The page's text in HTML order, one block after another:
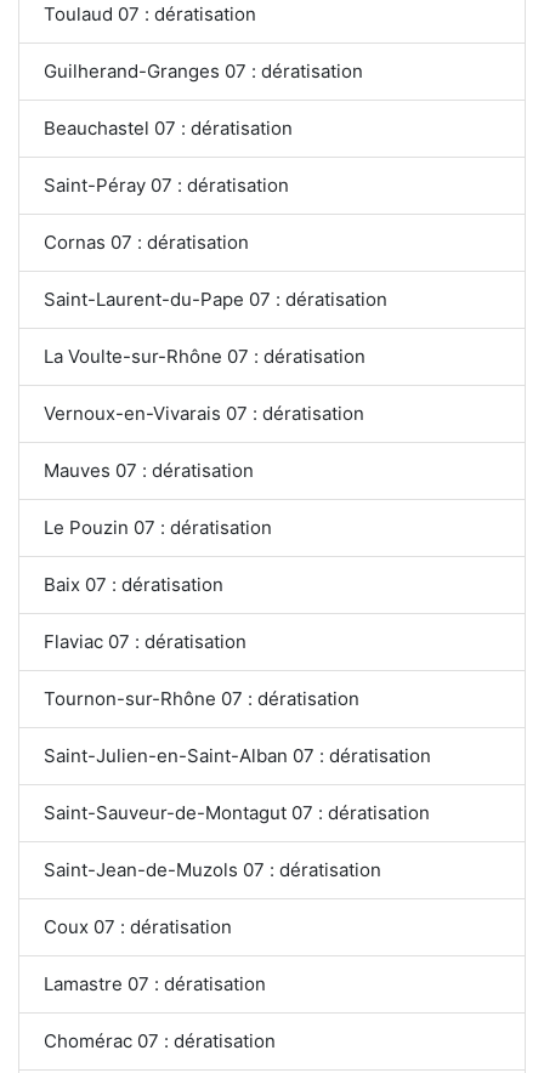
Toulaud 07 : dératisation
Guilherand-Granges 07 : dératisation
Beauchastel 07 : dératisation
Saint-Péray 07 : dératisation
Cornas 07 : dératisation
Saint-Laurent-du-Pape 07 : dératisation
La Voulte-sur-Rhône 07 : dératisation
Vernoux-en-Vivarais 07 : dératisation
Mauves 07 : dératisation
Le Pouzin 07 : dératisation
Baix 07 : dératisation
Flaviac 07 : dératisation
Tournon-sur-Rhône 07 : dératisation
Saint-Julien-en-Saint-Alban 07 : dératisation
Saint-Sauveur-de-Montagut 07 : dératisation
Saint-Jean-de-Muzols 07 : dératisation
Coux 07 : dératisation
Lamastre 07 : dératisation
Chomérac 07 : dératisation